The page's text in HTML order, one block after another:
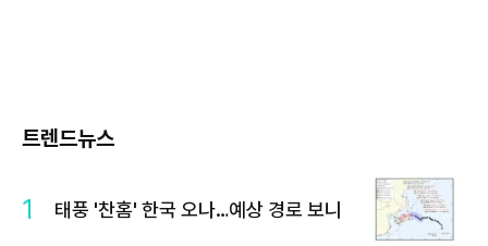
트렌드뉴스
1 태풍 '찬홈' 한국 오나…예상 경로 보니